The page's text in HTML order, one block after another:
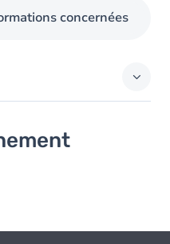
concernées